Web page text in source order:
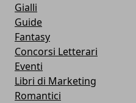
Gialli
Guide
Fantasy
Concorsi Letterari
Eventi
Libri di Marketing
Romantici